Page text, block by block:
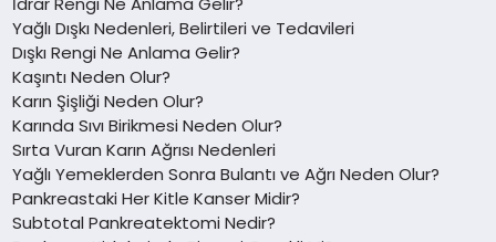
Yağlı Dışkı Nedenleri, Belirtileri ve Tedavileri
Dışkı Rengi Ne Anlama Gelir?
Kaşıntı Neden Olur?
Karın Şişliği Neden Olur?
Karında Sıvı Birikmesi Neden Olur?
Sırta Vuran Karın Ağrısı Nedenleri
Yağlı Yemeklerden Sonra Bulantı ve Ağrı Neden Olur?
Pankreastaki Her Kitle Kanser Midir?
Subtotal Pankreatektomi Nedir?